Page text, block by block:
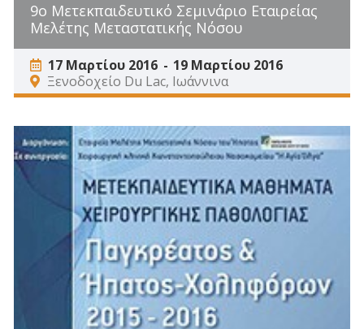
9ο Μετεκπαιδευτικό Σεμινάριο Εταιρείας
Μελέτης Μεταστατικής Νόσου
17 Μαρτίου 2016
19 Μαρτίου 2016
Ξενοδοχείο Du Lac, Ιωάννινα